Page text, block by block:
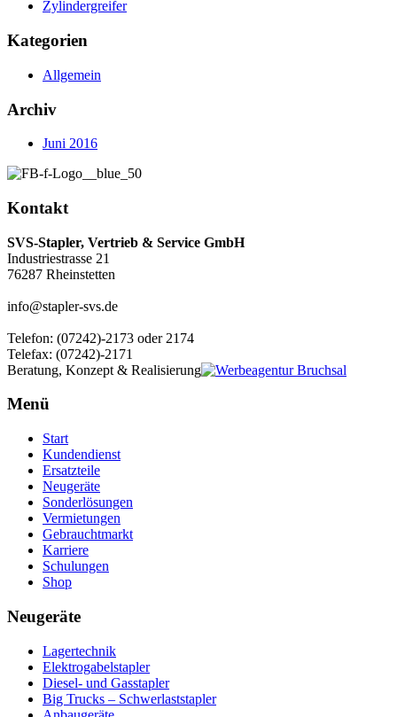
Zylindergreifer
Kategorien
Allgemein
Archiv
Juni 2016
Kontakt
SVS-Stapler, Vertrieb & Service GmbH
Industriestrasse 21
76287 Rheinstetten
info@stapler-svs.de
Telefon: (07242)-2173 oder 2174
Telefax: (07242)-2171
Beratung, Konzept & Realisierung
Menü
Start
Kundendienst
Ersatzteile
Neugeräte
Sonderlösungen
Vermietungen
Gebrauchtmarkt
Karriere
Schulungen
Shop
Neugeräte
Lagertechnik
Elektrogabelstapler
Diesel- und Gasstapler
Big Trucks – Schwerlaststapler